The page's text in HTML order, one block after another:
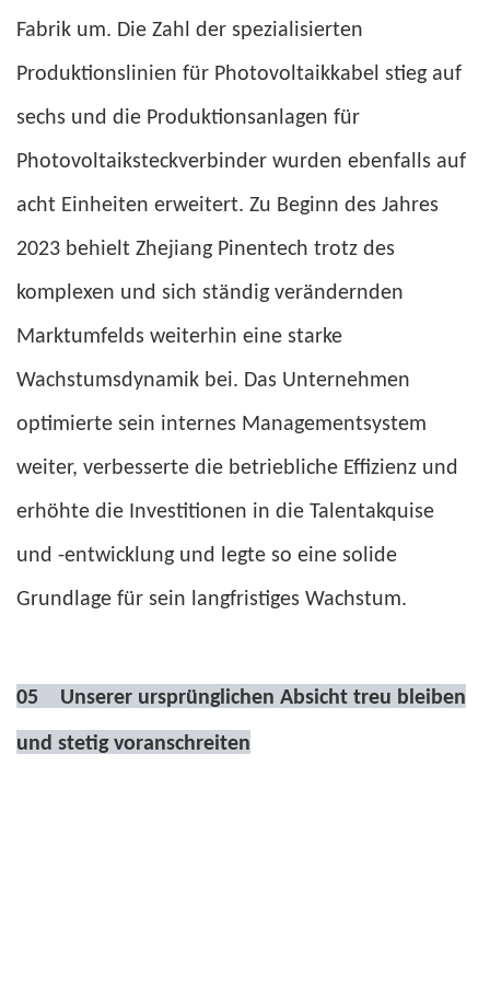
Fabrik um. Die Zahl der spezialisierten
Produktionslinien für Photovoltaikkabel stieg auf
sechs und die Produktionsanlagen für
Photovoltaiksteckverbinder wurden ebenfalls auf
acht Einheiten erweitert. Zu Beginn des Jahres
2023 behielt Zhejiang Pinentech trotz des
komplexen und sich ständig verändernden
Marktumfelds weiterhin eine starke
Wachstumsdynamik bei. Das Unternehmen
optimierte sein internes Managementsystem
weiter, verbesserte die betriebliche Effizienz und
erhöhte die Investitionen in die Talentakquise
und -entwicklung und legte so eine solide
Grundlage für sein langfristiges Wachstum.
05 Unserer ursprünglichen Absicht treu bleiben
und stetig voranschreiten